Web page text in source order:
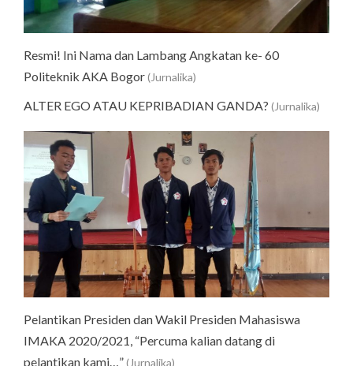
Resmi! Ini Nama dan Lambang Angkatan ke- 60
Politeknik AKA Bogor(Jurnalika)
ALTER EGO ATAU KEPRIBADIAN GANDA? (Jurnalika)
Pelantikan Presiden dan Wakil Presiden Mahasiswa
IMAKA 2020/2021, “Percuma kalian datang di
pelantikan kami…”(Jurnalika)